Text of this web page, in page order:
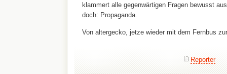
klammert alle gegenwärtigen Fragen bewusst
doch: Propaganda.
Von altergecko, jetze wieder mit dem Fernbus
Reporter